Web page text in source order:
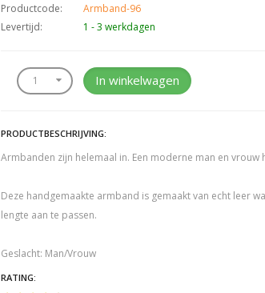
Productcode:
Armband-96
Levertijd:
1 - 3 werkdagen
In winkelwagen
PRODUCTBESCHRIJVING:
Armbanden zijn helemaal in. Een moderne man en
Deze handgemaakte armband is gemaakt van echt leer
lengte aan te passen.
Geslacht: Man/Vrouw
RATING: